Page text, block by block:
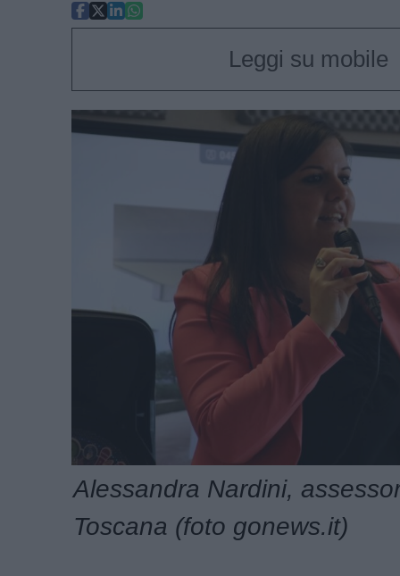
Leggi su mobile
Alessandra Nardini,
Toscana (foto gonews.it)